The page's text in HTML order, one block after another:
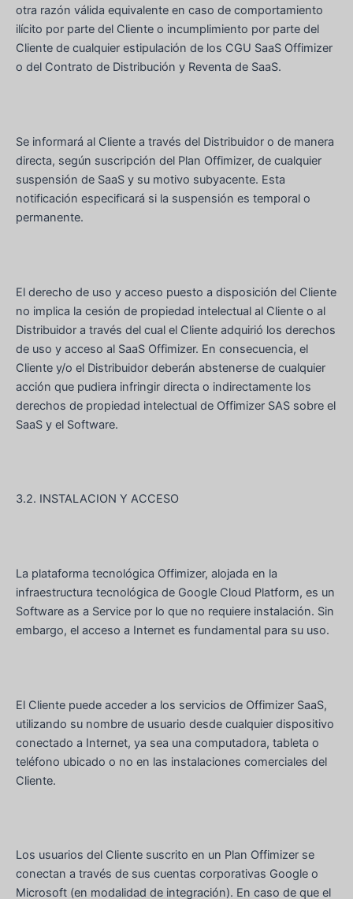
otra razón válida equivalente en caso de comportamiento
ilícito por parte del Cliente o incumplimiento por parte del
Cliente de cualquier estipulación de los CGU SaaS Offimizer
o del Contrato de Distribución y Reventa de SaaS.
Se informará al Cliente a través del Distribuidor o de manera
directa, según suscripción del Plan Offimizer, de cualquier
suspensión de SaaS y su motivo subyacente. Esta
notificación especificará si la suspensión es temporal o
permanente.
El derecho de uso y acceso puesto a disposición del Cliente
no implica la cesión de propiedad intelectual al Cliente o al
Distribuidor a través del cual el Cliente adquirió los derechos
de uso y acceso al SaaS Offimizer. En consecuencia, el
Cliente y/o el Distribuidor deberán abstenerse de cualquier
acción que pudiera infringir directa o indirectamente los
derechos de propiedad intelectual de Offimizer SAS sobre el
SaaS y el Software.
3.2. INSTALACION Y ACCESO
La plataforma tecnológica Offimizer, alojada en la
infraestructura tecnológica de Google Cloud Platform, es un
Software as a Service por lo que no requiere instalación. Sin
embargo, el acceso a Internet es fundamental para su uso.
El Cliente puede acceder a los servicios de Offimizer SaaS,
utilizando su nombre de usuario desde cualquier dispositivo
conectado a Internet, ya sea una computadora, tableta o
teléfono ubicado o no en las instalaciones comerciales del
Cliente.
Los usuarios del Cliente suscrito en un Plan Offimizer se
conectan a través de sus cuentas corporativas Google o
Microsoft (en modalidad de integración). En caso de que el